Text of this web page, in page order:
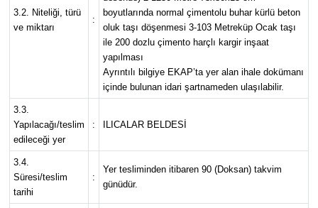
3.2. Niteliği, türü
ve miktarı
:
boyutlarında normal çimentolu buhar kürlü beton
oluk taşı döşenmesi 3-103 Metreküp Ocak taşı
ile 200 dozlu çimento harçlı kargir inşaat
yapılması
Ayrıntılı bilgiye EKAP’ta yer alan ihale dokümanı
içinde bulunan idari şartnameden ulaşılabilir.
3.3.
Yapılacağı/teslim
edileceği yer
: ILICALAR BELDESİ
3.4.
Süresi/teslim
tarihi
:
Yer tesliminden itibaren 90 (Doksan) takvim
günüdür.